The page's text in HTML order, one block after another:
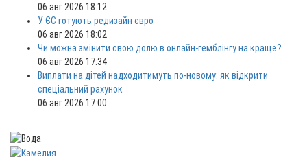
06 авг 2026 18:12
У ЄС готують редизайн євро
06 авг 2026 18:02
Чи можна змінити свою долю в онлайн-гемблінгу на краще?
06 авг 2026 17:34
Виплати на дітей надходитимуть по-новому: як відкрити
спеціальний рахунок
06 авг 2026 17:00